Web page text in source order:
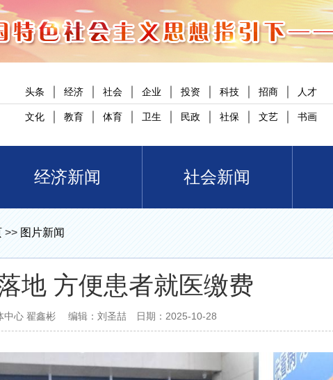
头条 经济 社会 企业 投资 科技 招商 人才
文化 教育 体育 卫生 民政 社保 文艺 书画
经济新闻 社会新闻
>> 图片新闻
地 方便患者就医缴费
中心 翟鑫彬 编辑： 刘圣喆 日期： 2025-10-28